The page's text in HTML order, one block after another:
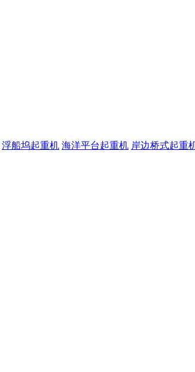
浮船坞起重机 海洋平台起重机 岸边桥式起重